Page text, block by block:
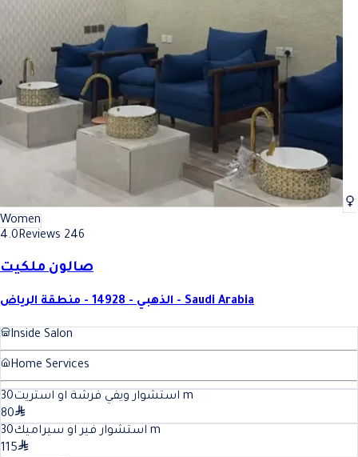
Women
4.0Reviews 246
صالون ملكيت
الذهبي - 14928 - منطقة الرياض - Saudi Arabia
Inside Salon
Home Services
استشوار ويفي فرشة او استريت30
m
80
استشوار فير او سيراميك30
m
115